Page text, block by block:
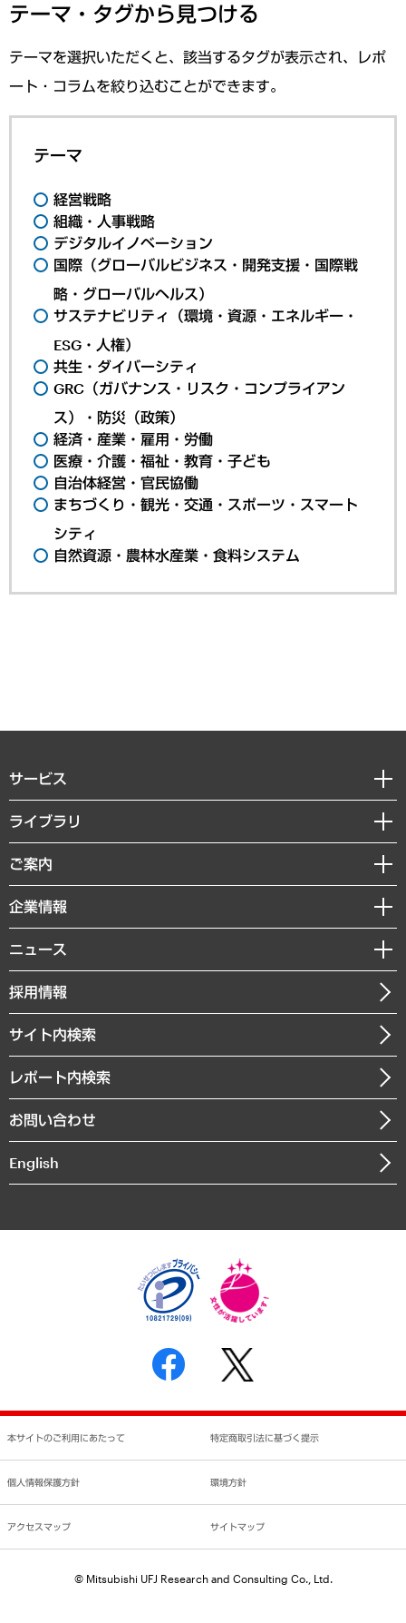
テーマ・タグから見つける
テーマを選択いただくと、該当するタグが表示され、レポ
ート・コラムを絞り込むことができます。
テーマ
経営戦略
組織・人事戦略
デジタルイノベーション
国際（グローバルビジネス・開発支援・国際戦
略・グローバルヘルス）
サステナビリティ（環境・資源・エネルギー・
ESG・人権）
共生・ダイバーシティ
GRC（ガバナンス・リスク・コンプライアン
ス）・防災（政策）
経済・産業・雇用・労働
医療・介護・福祉・教育・子ども
自治体経営・官民協働
まちづくり・観光・交通・スポーツ・スマート
シティ
自然資源・農林水産業・食料システム
サービス
経営戦略
組織・人事戦略
デジタルイノベーション
共生・ダイバーシティ
GRC（ガバナンス・リスク・コンプライアンス）・防災（政策）
経済・産業・雇用・労働
まちづくり・観光・交通・スポーツ・スマートシティ
自然資源・農林水産業・食料システム
ライブラリ
経済調査
レポート
コラム
経営用語集
受託・受注実績（官公庁関連）
メディア掲載・出演
ご案内
セミナー・イベント情報
MUFGビジネスセミナー
受託案件情報
企業情報
私たちの想い
社長メッセージ
会社概要
沿革
組織図・本部部室紹介
インドネシア現地法人
個人情報保護方針
反社会的勢力に対する基本方針
書面による個人情報の開示等の請求の手続きについて
ニュース
ニュースリリース
お知らせ
採用情報
サイト内検索
レポート内検索
お問い合わせ
English
本サイトのご利用にあたって 特定商取引法に基づく提示
個人情報保護方針 環境方針
アクセスマップ サイトマップ
© Mitsubishi UFJ Research and Consulting Co., Ltd.